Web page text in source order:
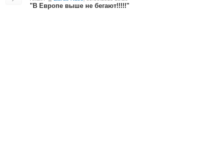
"В Европе выше не бегают!!!!!"